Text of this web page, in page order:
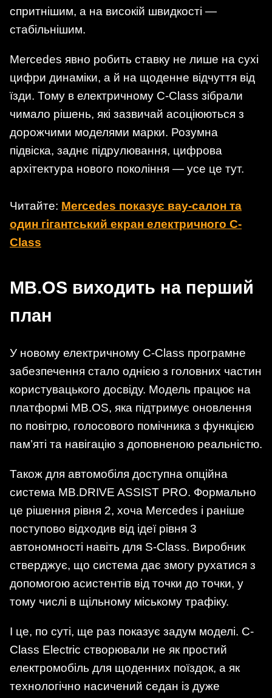
спритнішим, а на високій швидкості —
стабільнішим.
Mercedes явно робить ставку не лише на сухі
цифри динаміки, а й на щоденне відчуття від
їзди. Тому в електричному C-Class зібрали
чимало рішень, які зазвичай асоціюються з
дорожчими моделями марки. Розумна
підвіска, заднє підрулювання, цифрова
архітектура нового покоління — усе це тут.
Читайте: Mercedes показує вау-салон та
один гігантський екран електричного C-
Class
MB.OS виходить на перший
план
У новому електричному C-Class програмне
забезпечення стало однією з головних частин
користувацького досвіду. Модель працює на
платформі MB.OS, яка підтримує оновлення
по повітрю, голосового помічника з функцією
пам’яті та навігацію з доповненою реальністю.
Також для автомобіля доступна опційна
система MB.DRIVE ASSIST PRO. Формально
це рішення рівня 2, хоча Mercedes і раніше
поступово відходив від ідеї рівня 3
автономності навіть для S-Class. Виробник
стверджує, що система дає змогу рухатися з
допомогою асистентів від точки до точки, у
тому числі в щільному міському трафіку.
І це, по суті, ще раз показує задум моделі. C-
Class Electric створювали не як простий
електромобіль для щоденних поїздок, а як
технологічно насичений седан із дуже